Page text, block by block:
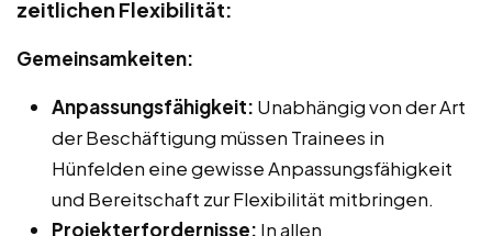
zeitlichen Flexibilität:
Gemeinsamkeiten:
Anpassungsfähigkeit: Unabhängig von der Art
der Beschäftigung müssen Trainees in
Hünfelden eine gewisse Anpassungsfähigkeit
und Bereitschaft zur Flexibilität mitbringen.
Projekterfordernisse: In allen